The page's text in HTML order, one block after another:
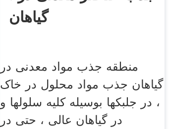
گیاهان
منطقه جذب مواد معدنی در
گیاهان جذب مواد محلول در خاک
، در جلبکها بوسیله کلیه سلولها و
در گیاهان عالی ، حتی در